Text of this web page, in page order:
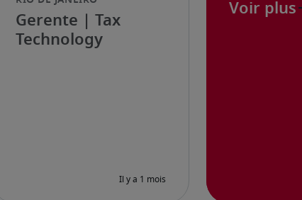
Gerente | Tax
Technology
Voir plus